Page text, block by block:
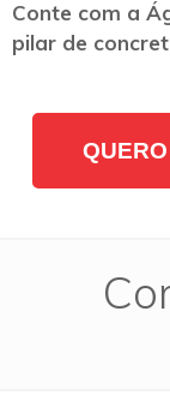
Conte com a
pilar de